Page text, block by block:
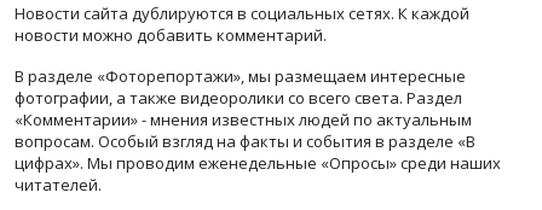
Новости сайта дублируются в социальных сетях. К каждой
новости можно добавить комментарий.
В разделе «Фоторепортажи», мы размещаем интересные
фотографии, а также видеоролики со всего света. Раздел
«Комментарии» - мнения известных людей по актуальным
вопросам. Особый взгляд на факты и события в разделе «В
цифрах». Мы проводим еженедельные «Опросы» среди наших
читателей.